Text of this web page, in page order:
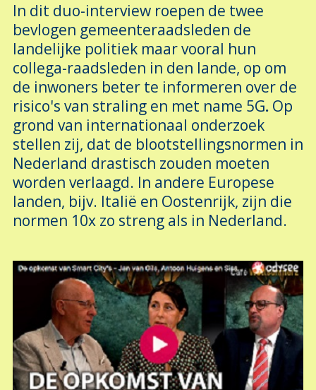
In dit duo-interview roepen de twee
bevlogen gemeenteraadsleden de
landelijke politiek maar vooral hun
collega-raadsleden in den lande, op om
de inwoners beter te informeren over de
risico's van straling en met name 5G. Op
grond van internationaal onderzoek
stellen zij, dat de blootstellingsnormen in
Nederland drastisch zouden moeten
worden verlaagd. In andere Europese
landen, bijv. Italië en Oostenrijk, zijn die
normen 10x zo streng als in Nederland.